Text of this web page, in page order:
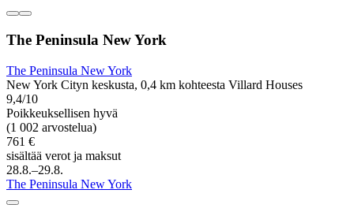
The Peninsula New York
The Peninsula New York
New York Cityn keskusta, 0,4 km kohteesta Villard Houses
9,4/10
Poikkeuksellisen hyvä
(1 002 arvostelua)
761 €
sisältää verot ja maksut
28.8.–29.8.
The Peninsula New York